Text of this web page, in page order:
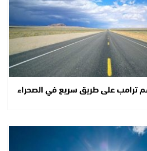
ترامب على طريق سريع في الصحراء